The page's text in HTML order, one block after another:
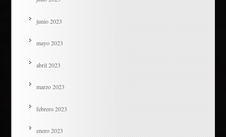
junio 2023
mayo 2023
abril 2023
marzo 2023
febrero 2023
enero 2023